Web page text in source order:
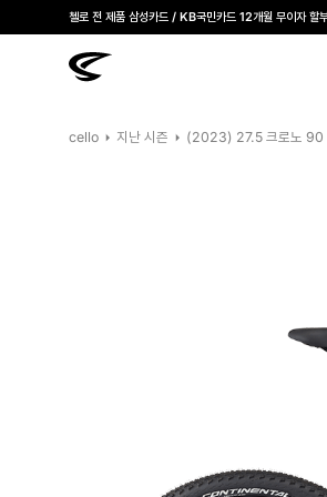
첼로 전 제품 삼성카드 / KB국민카드 12개월 무이자 할
cello 지난 시즌 (2023) 27.5 크로노 90